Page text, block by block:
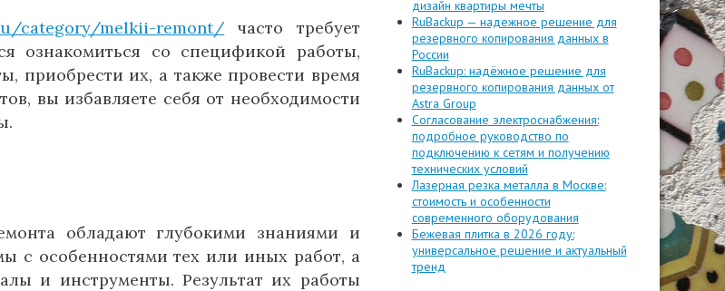
category/melkii-remont/ часто требует
ознакомиться со спецификой работы,
приобрести их, а также провести время
вы избавляете себя от необходимости
обладают глубокими знаниями и
с особенностями тех или иных работ, а
и инструменты. Результат их работы
дизайн квартиры мечты
RuBackup — надежное решение для
резервного копирования данных в
России
RuBackup: надёжное решение для
резервного копирования данных от
Astra Group
Согласование электроснабжения:
подробное руководство по
подключению к сетям и получению
технических условий
Лазерная резка металла в Москве:
стоимость и особенности
современного оборудования
Бежевая плитка в 2026 году:
универсальное решение и актуальный
тренд